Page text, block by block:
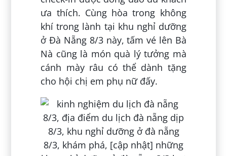
ưa thích. Cùng hòa trong không
khí trong lành tại khu nghỉ dưỡng
ở Đà Nẵng 8/3 này, tấm vé lên Bà
Nà cũng là món quà lý tưởng mà
cánh mày râu có thể dành tặng
cho hội chị em phụ nữ đấy.